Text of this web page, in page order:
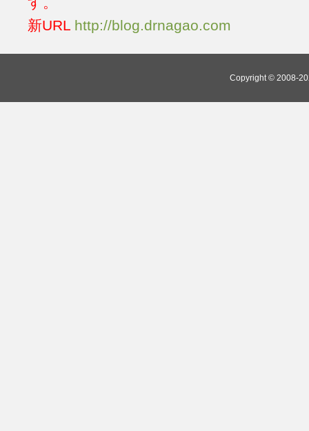
新URL http://blog.drnagao.com
Copyright © 2008-